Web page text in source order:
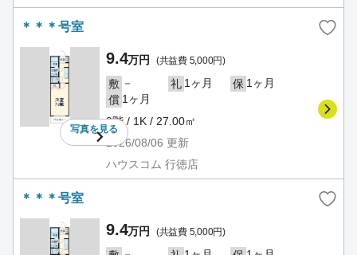
＊＊＊号室
写真を見る
9.4万円 (共益費 5,000円)
敷 － 礼 1ヶ月 保 1ヶ月
償 1ヶ月
2階 / 1K / 27.00㎡
2026/08/06 更新
ハウスコム 行徳店
＊＊＊号室
9.4万円 (共益費 5,000円)